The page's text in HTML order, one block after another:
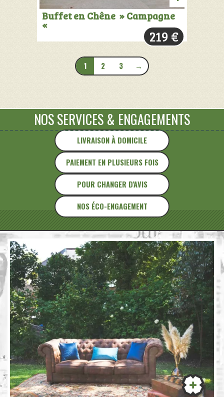
+
Buffet en Chêne » Campagne
«
219 €
1 2 3 →
LIVRAISON À DOMICILE
PAIEMENT EN PLUSIEURS FOIS
NOS SERVICES & ENGAGEMENTS
POUR CHANGER D'AVIS
NOS ÉCO-ENGAGEMENT